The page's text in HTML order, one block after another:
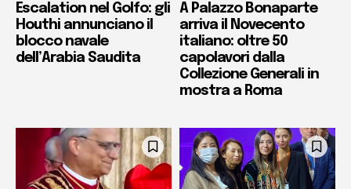
Escalation nel Golfo: gli
Houthi annunciano il
blocco navale
dell’Arabia Saudita
A Palazzo Bonaparte
arriva il Novecento
italiano: oltre 50
capolavori dalla
Collezione Generali in
mostra a Roma